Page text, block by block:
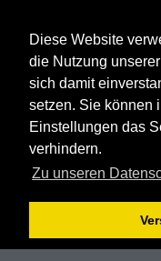
Diese Website
die Nutzung
sich damit
setzen. Sie können
Einstellungen das
verhindern.
Zu unseren